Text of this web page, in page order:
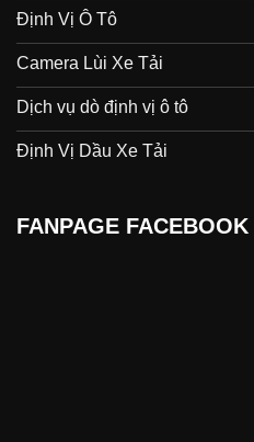
Định Vị Ô Tô
Camera Lùi Xe Tải
Dịch vụ dò định vị ô tô
Định Vị Dầu Xe Tải
FANPAGE FACEBOOK